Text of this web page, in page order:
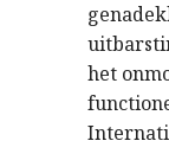
het